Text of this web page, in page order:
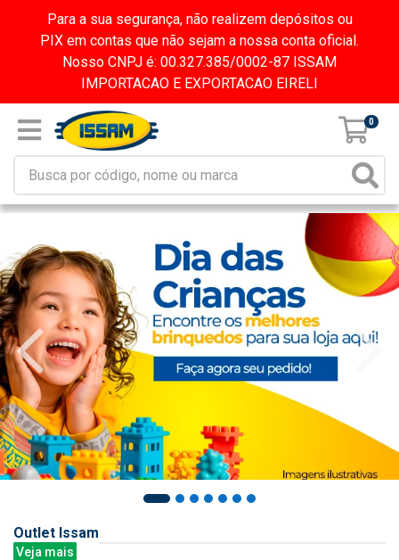
Para a sua segurança, não realizem depósitos ou
PIX em contas que não sejam a nossa conta oficial.
Nosso CNPJ é: 00.327.385/0002-87 ISSAM
IMPORTACAO E EXPORTACAO EIRELI
0
Outlet Issam
Veja mais